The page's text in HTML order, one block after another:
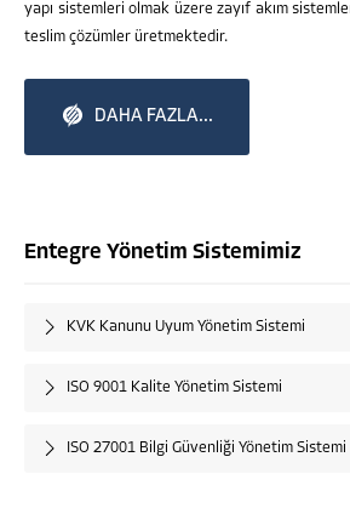
yapı sistemleri olmak üzere zayıf akım
teslim çözümler üretmektedir.
DAHA FAZLA...
Entegre Yönetim Sistemimiz
KVK Kanunu Uyum Yönetim Sistemi
ISO 9001 Kalite Yönetim Sistemi
ISO 27001 Bilgi Güvenliği Yönetim Sistemi